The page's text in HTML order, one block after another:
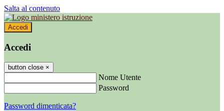
Salta al contenuto
Accedi
Accedi
button close ×
Nome Utente
Password
Password dimenticata?